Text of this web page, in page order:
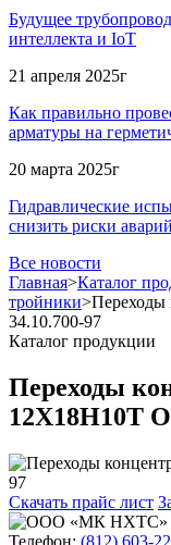
Будущее
интеллекта и IoT
21 апреля 2025г
Как правильно
арматуры на
20 марта 2025г
Гидравлические
снизить риски аварий
Все новости
Главная>Каталог
тройники>Переходы
34.10.700-97
Каталог продукции
Переходы
12Х18Н10Т
Скачать прайс лист
Телефон: (812) 603-